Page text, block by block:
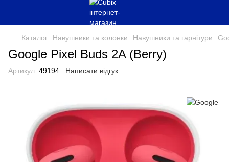
Каталог Навушники та колонки Навушники та гарнітури
Google Pixel Buds 2A (Berry)
Артикул: 49194 Написати відгук